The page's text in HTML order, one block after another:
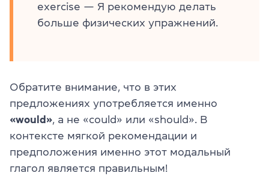
exercise — Я рекомендую делать
больше физических упражнений.
Обратите внимание, что в этих
предложениях употребляется именно
«would», а не «could» или «should». В
контексте мягкой рекомендации и
предположения именно этот модальный
глагол является правильным!